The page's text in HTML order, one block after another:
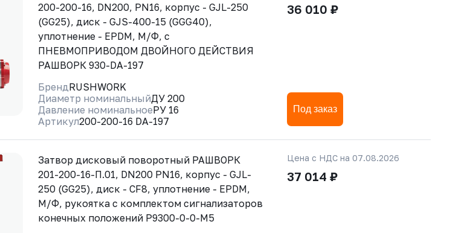
200-200-16, DN200, PN16, корпус - GJL-250
(GG25), диск - GJS-400-15 (GGG40),
уплотнение - EPDM, М/Ф, с
ПНЕВМОПРИВОДОМ ДВОЙНОГО ДЕЙСТВИЯ
РАШВОРК 930-DA-197
БрендRUSHWORK
Диаметр номинальныйДУ 200
Давление номинальноеРУ 16
Артикул200-200-16 DA-197
36 010 ₽
Под заказ
Затвор дисковый поворотный РАШВОРК
201-200-16-П.01, DN200 PN16, корпус - GJL-
250 (GG25), диск - CF8, уплотнение - EPDM,
М/Ф, рукоятка с комплектом сигнализаторов
конечных положений Р9300-0-0-М5
Цена с НДС на 07.08.2026
37 014 ₽